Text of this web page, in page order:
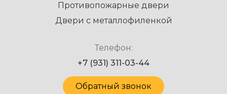
Противопожарные двери
Двери с металлофиленкой
Телефон:
+7 (931) 311-03-44
Обратный звонок